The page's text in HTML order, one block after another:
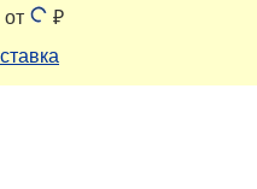
от
₽